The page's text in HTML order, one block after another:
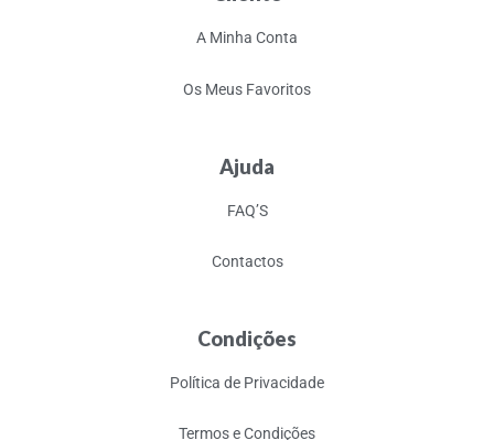
A Minha Conta
Os Meus Favoritos
Ajuda
FAQ’S
Contactos
Condições
Política de Privacidade
Termos e Condições